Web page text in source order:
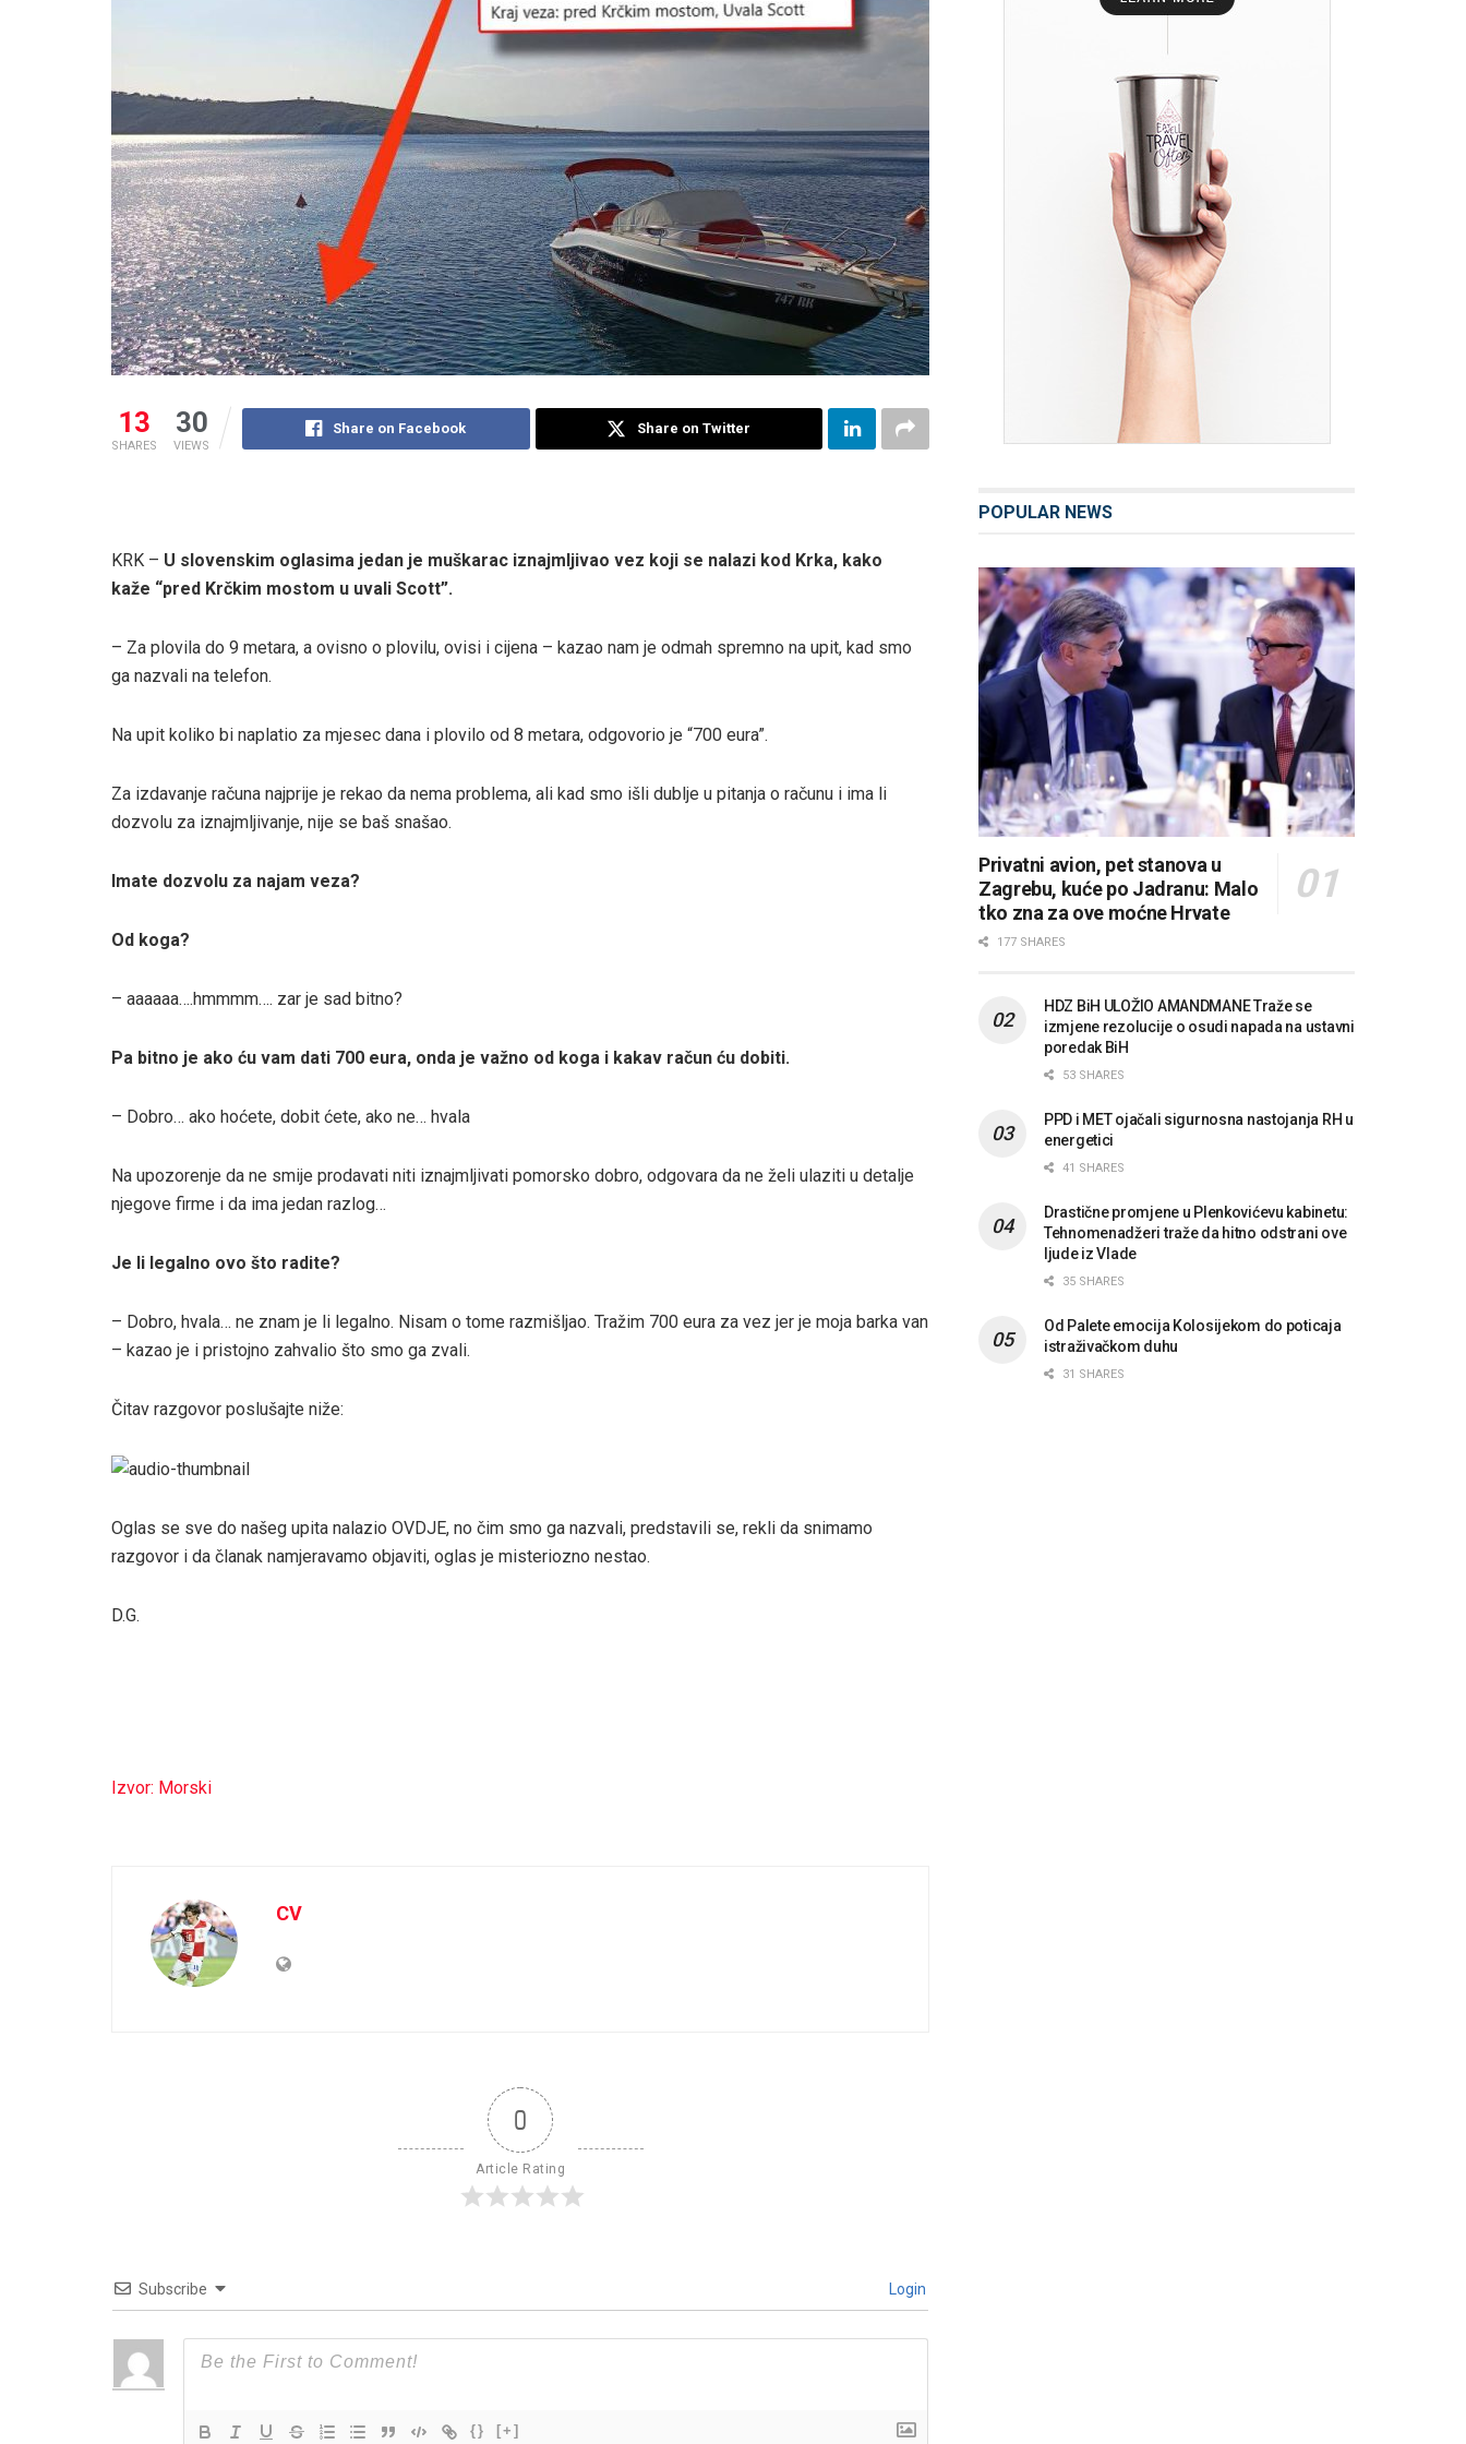
13
SHARES
30
VIEWS
Share on Facebook Share on Twitter
KRK – U slovenskim oglasima jedan je muškarac iznajmljivao vez koji se nalazi kod Krka, kako
kaže “pred Krčkim mostom u uvali Scott”.
– Za plovila do 9 metara, a ovisno o plovilu, ovisi i cijena – kazao nam je odmah spremno na upit, kad smo
ga nazvali na telefon.
Na upit koliko bi naplatio za mjesec dana i plovilo od 8 metara, odgovorio je “700 eura”.
Za izdavanje računa najprije je rekao da nema problema, ali kad smo išli dublje u pitanja o računu i ima li
dozvolu za iznajmljivanje, nije se baš snašao.
Imate dozvolu za najam veza?
Od koga?
– aaaaaa….hmmmm…. zar je sad bitno?
Pa bitno je ako ću vam dati 700 eura, onda je važno od koga i kakav račun ću dobiti.
– Dobro… ako hoćete, dobit ćete, ako ne… hvala
Na upozorenje da ne smije prodavati niti iznajmljivati pomorsko dobro, odgovara da ne želi ulaziti u detalje
njegove firme i da ima jedan razlog…
Je li legalno ovo što radite?
– Dobro, hvala… ne znam je li legalno. Nisam o tome razmišljao. Tražim 700 eura za vez jer je moja barka van
– kazao je i pristojno zahvalio što smo ga zvali.
Čitav razgovor poslušajte niže:
Oglas se sve do našeg upita nalazio OVDJE, no čim smo ga nazvali, predstavili se, rekli da snimamo
razgovor i da članak namjeravamo objaviti, oglas je misteriozno nestao.
D.G.
Izvor: Morski
CV
0
Article Rating
Subscribe Login
{} [+]
POPULAR NEWS
Privatni avion, pet stanova u
Zagrebu, kuće po Jadranu: Malo
tko zna za ove moćne Hrvate
177 SHARES
HDZ BiH ULOŽIO AMANDMANE Traže se
izmjene rezolucije o osudi napada na ustavni
poredak BiH
53 SHARES
PPD i MET ojačali sigurnosna nastojanja RH u
energetici
41 SHARES
Drastične promjene u Plenkovićevu kabinetu:
Tehnomenadžeri traže da hitno odstrani ove
ljude iz Vlade
35 SHARES
Od Palete emocija Kolosijekom do poticaja
istraživačkom duhu
31 SHARES